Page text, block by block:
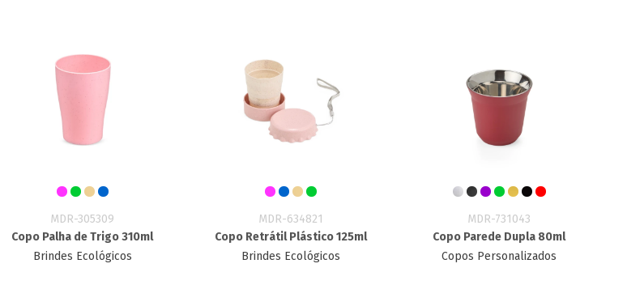
MDR-305309
Copo Palha de Trigo 310ml
Brindes Ecológicos
MDR-634821
Copo Retrátil Plástico 125ml
Brindes Ecológicos
MDR-731043
Copo Parede Dupla 80ml
Copos Personalizados